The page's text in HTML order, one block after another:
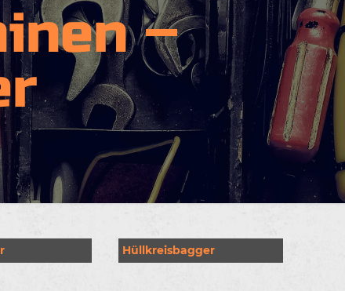
–
Hüllkreisbagger